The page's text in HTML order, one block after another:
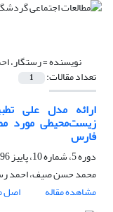
نویسنده =رستگار،
تعداد مقالات: 1
ارائه مدل علی
زیست‌محیطی مورد
فارس
دوره 5، شماره 10، پاییز 1396
محمد حسن صیف، احمد
مشاهده مقاله
اصل